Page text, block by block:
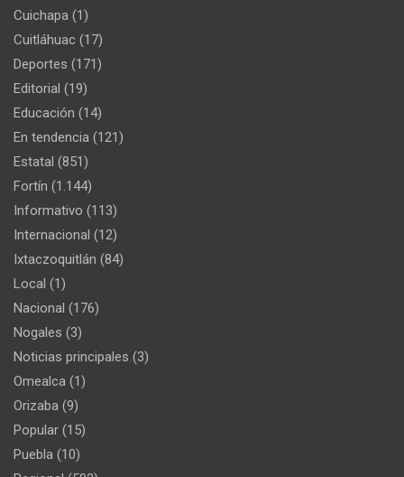
Cuichapa (1)
Cuitláhuac (17)
Deportes (171)
Editorial (19)
Educación (14)
En tendencia (121)
Estatal (851)
Fortín (1.144)
Informativo (113)
Internacional (12)
Ixtaczoquitlán (84)
Local (1)
Nacional (176)
Nogales (3)
Noticias principales (3)
Omealca (1)
Orizaba (9)
Popular (15)
Puebla (10)